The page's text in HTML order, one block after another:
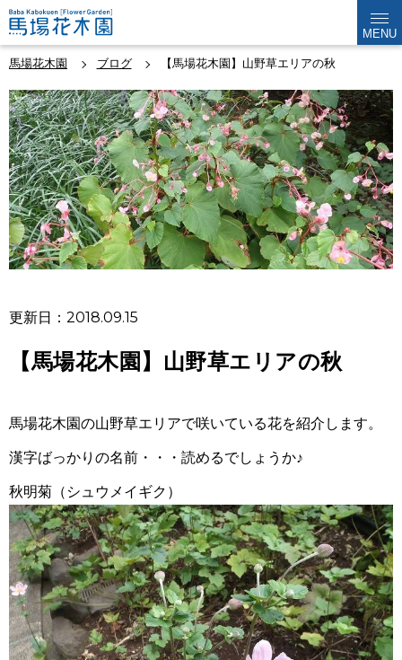
MENU
馬場花木園 ブログ 【馬場花木園】山野草エリアの秋
更新日：2018.09.15
【馬場花木園】山野草エリアの秋
馬場花木園の山野草エリアで咲いている花を紹介します。
漢字ばっかりの名前・・・読めるでしょうか♪
秋明菊（シュウメイギク）